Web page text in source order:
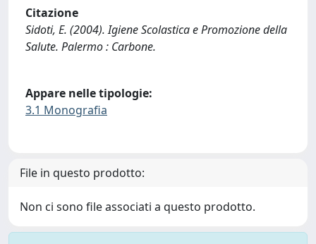
Citazione
Sidoti, E. (2004). Igiene Scolastica e Promozione della
Salute. Palermo : Carbone.
Appare nelle tipologie:
3.1 Monografia
File in questo prodotto:
Non ci sono file associati a questo prodotto.